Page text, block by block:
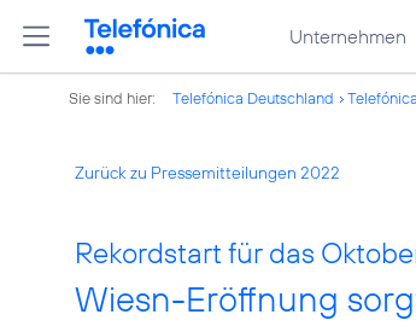
Unternehmen
Sie sind hier: Telefónica Deutschland
Zurück zu Pressemitteilungen 2022
Rekordstart für das
Wiesn-Eröffnung